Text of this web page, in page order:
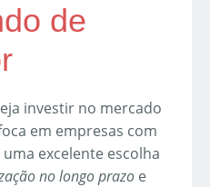
de
investir no mercado
em empresas com
excelente escolha
no longo prazo e